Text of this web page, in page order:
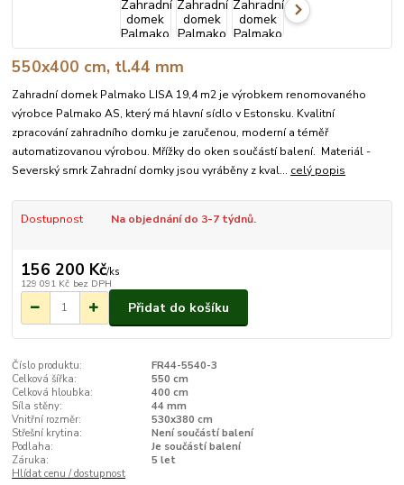
550x400 cm, tl.44 mm
Zahradní domek Palmako LISA 19,4 m2 je výrobkem renomovaného
výrobce Palmako AS, který má hlavní sídlo v Estonsku. Kvalitní
zpracování zahradního domku je zaručenou, moderní a téměř
automatizovanou výrobou. Mřížky do oken součástí balení. Materiál -
Severský smrk Zahradní domky jsou vyráběny z kval... celý popis
Dostupnost Na objednání do 3-7 týdnů.
156 200 Kč/ks
129 091 Kč bez DPH
Přidat do košíku
Číslo produktu:
FR44-5540-3
Celková šířka:
550 cm
Celková hloubka:
400 cm
Síla stěny:
44 mm
Vnitřní rozměr:
530x380 cm
Střešní krytina:
Není součástí balení
Podlaha:
Je součástí balení
Záruka:
5 let
Hlídat cenu / dostupnost